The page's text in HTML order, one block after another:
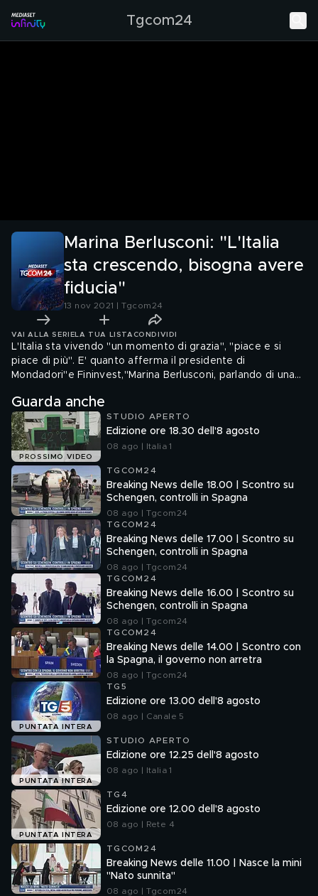
Tgcom24
Marina Berlusconi: "L'Italia
sta crescendo, bisogna avere
fiducia"
13 nov 2021 | Tgcom24
VAI ALLA SERIE LA TUA LISTA CONDIVIDI
L'Italia sta vivendo "un momento di grazia", "piace e si
piace di più". E' quanto afferma il presidente di
Mondadori"e Fininvest,"Marina Berlusconi, parlando di una
corrispondere allo stato di salute generale dell'Italia nel
quale "bisogna avere fiducia". E sull'ipotesi del padre al
Quirinale, dichiara: "Non ha mai avanzato la sua
candidatura, stiamo ai dati di fatto".
Guarda anche
PROSSIMO VIDEO
STUDIO APERTO
Edizione ore 18.30 dell'8 agosto
08 ago | Italia 1
TGCOM24
Breaking News delle 18.00 | Scontro su
Schengen, controlli in Spagna
08 ago | Tgcom24
TGCOM24
Breaking News delle 17.00 | Scontro su
Schengen, controlli in Spagna
08 ago | Tgcom24
TGCOM24
Breaking News delle 16.00 | Scontro su
Schengen, controlli in Spagna
08 ago | Tgcom24
TGCOM24
Breaking News delle 14.00 | Scontro con
la Spagna, il governo non arretra
08 ago | Tgcom24
PUNTATA INTERA
TG5
Edizione ore 13.00 dell'8 agosto
08 ago | Canale 5
PUNTATA INTERA
STUDIO APERTO
Edizione ore 12.25 dell'8 agosto
08 ago | Italia 1
PUNTATA INTERA
TG4
Edizione ore 12.00 dell'8 agosto
08 ago | Rete 4
TGCOM24
Breaking News delle 11.00 | Nasce la mini
"Nato sunnita"
08 ago | Tgcom24